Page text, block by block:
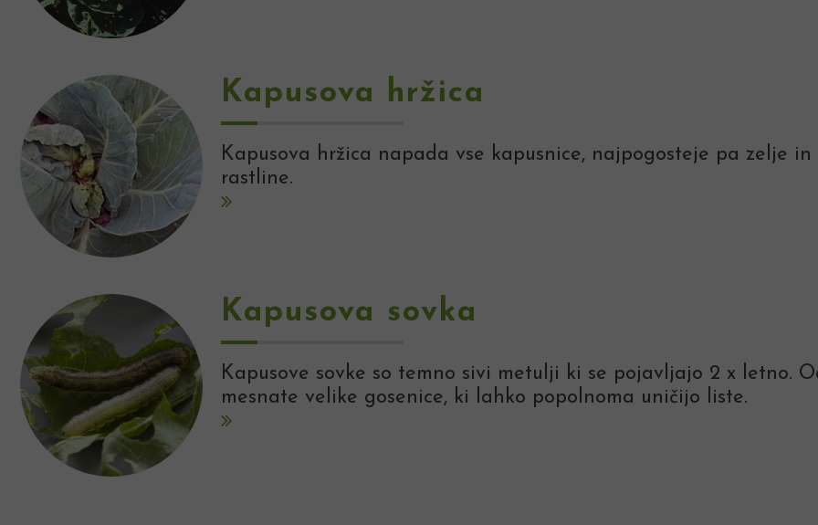
Kapusova hržica
Kapusova hržica napada vse kapusnice, najpogosteje pa zelje in
rastline.
Kapusova sovka
Kapusove sovke so temno sivi metulji ki se pojavljajo 2 x letno.
mesnate velike gosenice, ki lahko popolnoma uničijo liste.